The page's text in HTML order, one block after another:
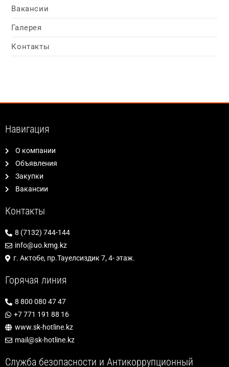
Вакансии
Галерея
Контакты
Навигация
О компании
Объявления
Закупки
Вакансии
Контакты
8 (7132) 744-144
info@uo.kmg.kz
г. Актобе, пр.Тауелсиздик 7, 4- этаж.
Горячая линия
8 800 080 47 47
+7 771 191 88 16
www.sk-hotline.kz
mail@sk-hotline.kz
Служба безопасности и Антикоррупционный